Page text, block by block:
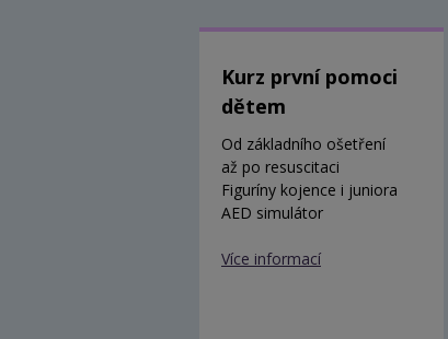
Kurz první pomoci
dětem
Od základního ošetření
až po resuscitaci
Figuríny kojence i juniora
AED simulátor
Více informací